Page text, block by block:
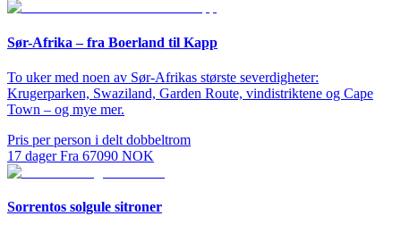
Sør-Afrika – fra Boerland til Kapp
To uker med noen av Sør-Afrikas største severdigheter:
Krugerparken, Swaziland, Garden Route, vindistriktene og Cape
Town – og mye mer.
Pris per person i delt dobbeltrom
17 dager Fra 67090 NOK
Sorrentos solgule sitroner